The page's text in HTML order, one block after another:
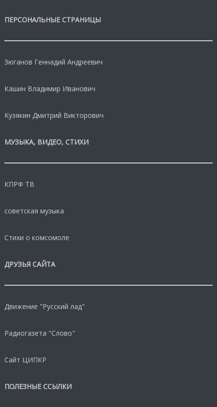
ПЕРСОНАЛЬНЫЕ СТРАНИЦЫ
Зюганов Геннадий Андреевич
Кашин Владимир Иванович
Кузякин Дмитрий Викторович
МУЗЫКА, ВИДЕО, СТИХИ
КПРФ ТВ
советская музыка
Стихи о комсомоле
ДРУЗЬЯ САЙТА
Движение "Русский лад"
Радиогазета "Слово"
Сайт ЦИПКР
ПОЛЕЗНЫЕ ССЫЛКИ